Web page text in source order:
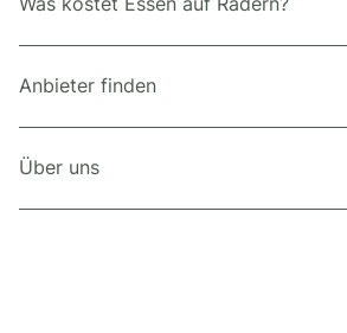
Was kostet Essen auf Rädern?
Anbieter finden
Über uns